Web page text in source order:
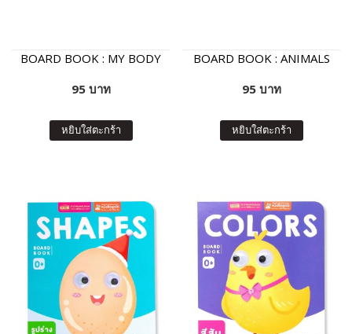
BOARD BOOK : MY BODY
95 บาท
หยิบใส่ตะกร้า
BOARD BOOK : ANIMALS
95 บาท
หยิบใส่ตะกร้า